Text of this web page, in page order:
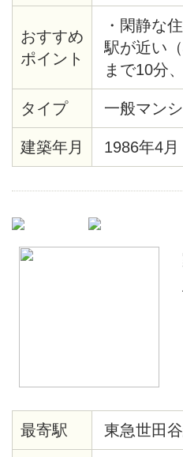
おすすめ
ポイント
・閑静な
駅が近い
まで10分
末広町駅
エクスプ
タイプ 一般マン
建築年月 1986年4
最寄駅 東急世田